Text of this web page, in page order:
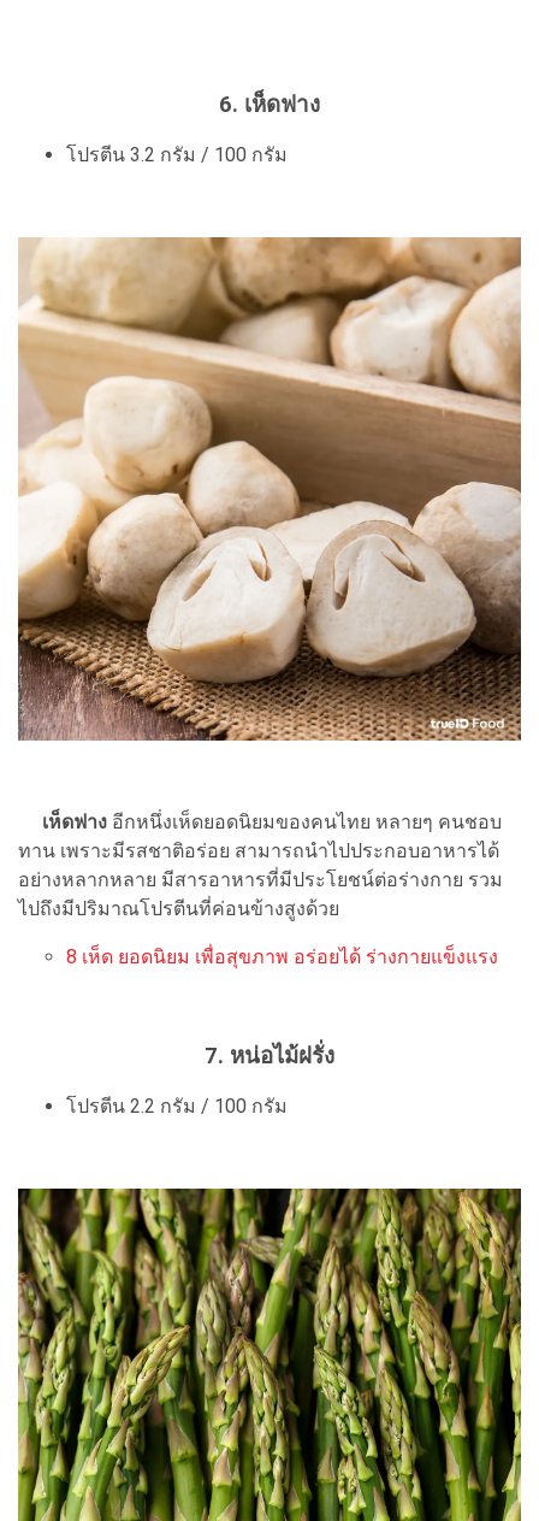
6. เห็ดฟาง
โปรตีน 3.2 กรัม / 100 กรัม
เห็ดฟาง อีกหนึ่งเห็ดยอดนิยมของคนไทย หลายๆ คนชอบ
ทาน เพราะมีรสชาติอร่อย สามารถนำไปประกอบอาหารได้
อย่างหลากหลาย มีสารอาหารที่มีประโยชน์ต่อร่างกาย รวม
ไปถึงมีปริมาณโปรตีนที่ค่อนข้างสูงด้วย
8 เห็ด ยอดนิยม เพื่อสุขภาพ อร่อยได้ ร่างกายแข็งแรง
7. หน่อไม้ฝรั่ง
โปรตีน 2.2 กรัม / 100 กรัม